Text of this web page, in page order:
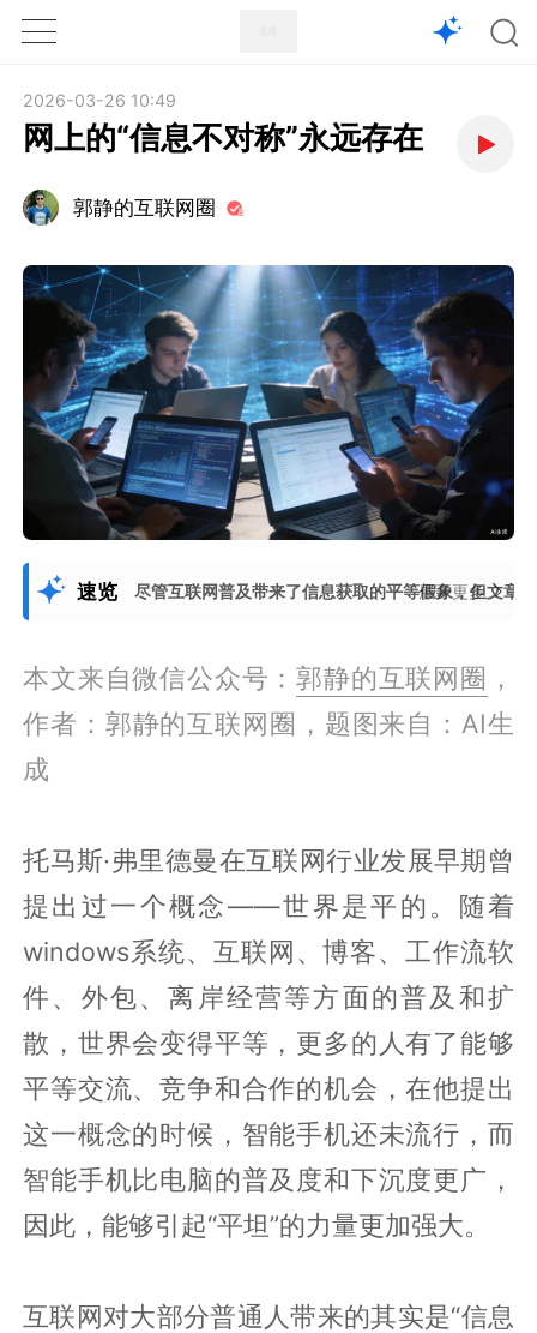
1X
2026-03-26 10:49
网上的“信息不对称”永远存在
郭静的互联网圈
速览 尽管互联网普及带来了信息获取的平等假象，但文章
展开更多
本文来自微信公众号：郭静的互联网圈 ，
作者：郭静的互联网圈，题图来自：AI生
成
托马斯·弗里德曼在互联网行业发展早期曾
提出过一个概念——世界是平的。随着
windows系统、互联网、博客、工作流软
件、外包、离岸经营等方面的普及和扩
散，世界会变得平等，更多的人有了能够
平等交流、竞争和合作的机会，在他提出
这一概念的时候，智能手机还未流行，而
智能手机比电脑的普及度和下沉度更广，
因此，能够引起“平坦”的力量更加强大。
互联网对大部分普通人带来的其实是“信息